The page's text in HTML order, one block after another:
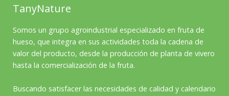
TanyNature
Somos un grupo agroindustrial especializado en fruta de
hueso, que integra en sus actividades toda la cadena de
valor del producto, desde la producción de planta de vivero
hasta la comercialización de la fruta.
Buscando satisfacer las necesidades de calidad y calendario